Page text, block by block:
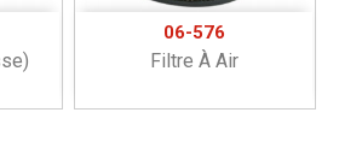
06-576
Filtre À Air